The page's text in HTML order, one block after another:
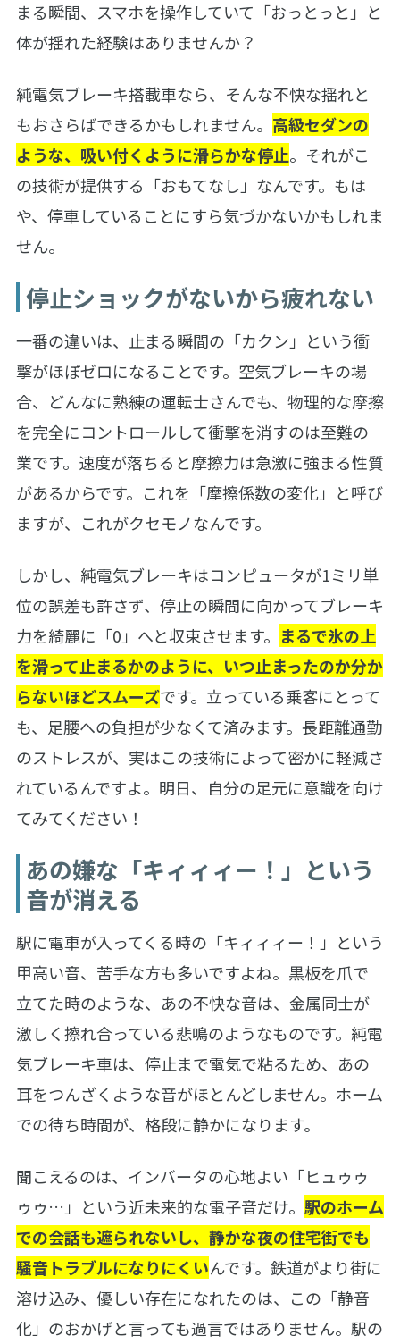
まる瞬間、スマホを操作していて「おっとっと」と
体が揺れた経験はありませんか？
純電気ブレーキ搭載車なら、そんな不快な揺れと
もおさらばできるかもしれません。 高級セダンの
ような、吸い付くように滑らかな停止。それがこ
の技術が提供する「おもてなし」なんです。もは
や、停車していることにすら気づかないかもしれま
せん。
停止ショックがないから疲れない
一番の違いは、止まる瞬間の「カクン」という衝
撃がほぼゼロになることです。空気ブレーキの場
合、どんなに熟練の運転士さんでも、物理的な摩擦
を完全にコントロールして衝撃を消すのは至難の
業です。速度が落ちると摩擦力は急激に強まる性質
があるからです。これを「摩擦係数の変化」と呼び
ますが、これがクセモノなんです。
しかし、純電気ブレーキはコンピュータが1ミリ単
位の誤差も許さず、停止の瞬間に向かってブレーキ
力を綺麗に「0」へと収束させます。 まるで氷の上
を滑って止まるかのように、いつ止まったのか分か
らないほどスムーズです。立っている乗客にとって
も、足腰への負担が少なくて済みます。長距離通勤
のストレスが、実はこの技術によって密かに軽減さ
れているんですよ。明日、自分の足元に意識を向け
てみてください！
あの嫌な「キィィィー！」という
音が消える
駅に電車が入ってくる時の「キィィィー！」という
甲高い音、苦手な方も多いですよね。黒板を爪で
立てた時のような、あの不快な音は、金属同士が
激しく擦れ合っている悲鳴のようなものです。純電
気ブレーキ車は、停止まで電気で粘るため、あの
耳をつんざくような音がほとんどしません。ホーム
での待ち時間が、格段に静かになります。
聞こえるのは、インバータの心地よい「ヒュゥゥ
ゥゥ…」という近未来的な電子音だけ。 駅のホーム
での会話も遮られないし、静かな夜の住宅街でも
騒音トラブルになりにくいんです。鉄道がより街に
溶け込み、優しい存在になれたのは、この「静音
化」のおかげと言っても過言ではありません。駅の